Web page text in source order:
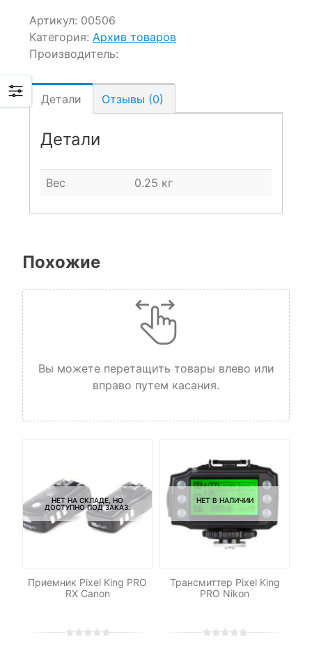
Артикул: 00506
Категория: Архив товаров
Производитель:
Детали Отзывы (0)
Детали
Вес 0.25 кг
Похожие
Вы можете перетащить товары влево или
вправо путем касания.
НЕТ НА СКЛАДЕ, НО
ДОСТУПНО ПОД ЗАКАЗ.
Приемник Pixel King PRO
RX Canon
НЕТ В НАЛИЧИИ
Трансмиттер Pixel King
PRO Nikon